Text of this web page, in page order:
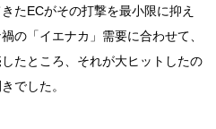
たECがその打撃を最小限に抑え
の「イエナカ」需要に合わせて、
たところ、それが大ヒットしたの
でした。